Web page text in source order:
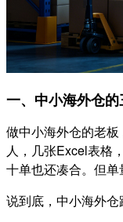
一、中小海外仓
做中小海外仓的老
人，几张Excel表格
十单也还凑合。但单
说到底，中小海外仓